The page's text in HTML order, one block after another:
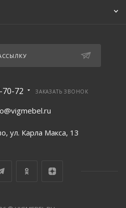
70-72 ЗАКАЗАТЬ ЗВОНОК
ул. Карла Макса, 13